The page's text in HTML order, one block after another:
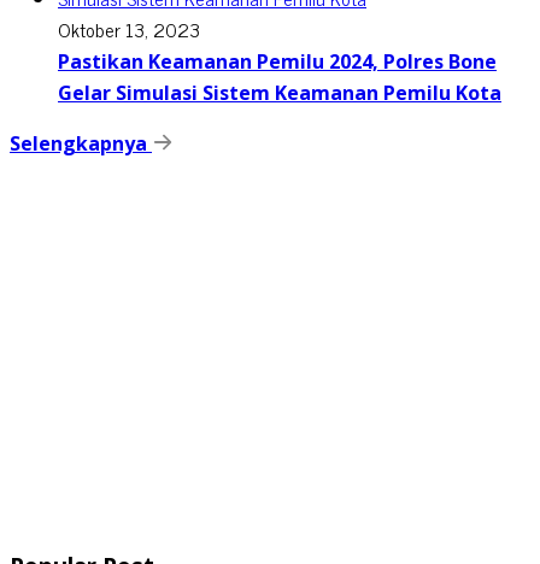
Oktober 13, 2023
Pastikan Keamanan Pemilu 2024, Polres Bone
Gelar Simulasi Sistem Keamanan Pemilu Kota
Selengkapnya